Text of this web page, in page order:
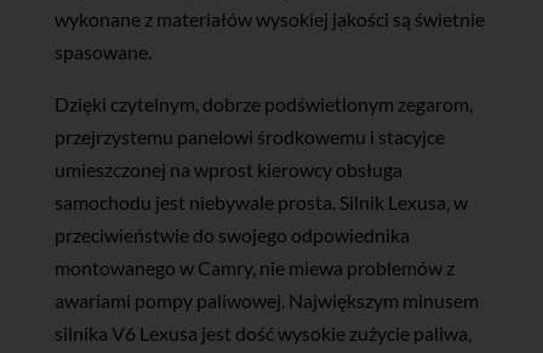
wykonane z materiałów wysokiej jakości są świetnie
spasowane.
Dzięki czytelnym, dobrze podświetlonym zegarom,
przejrzystemu panelowi środkowemu i stacyjce
umieszczonej na wprost kierowcy obsługa
samochodu jest niebywale prosta. Silnik Lexusa, w
przeciwieństwie do swojego odpowiednika
montowanego w Camry, nie miewa problemów z
awariami pompy paliwowej. Największym minusem
silnika V6 Lexusa jest dość wysokie zużycie paliwa,